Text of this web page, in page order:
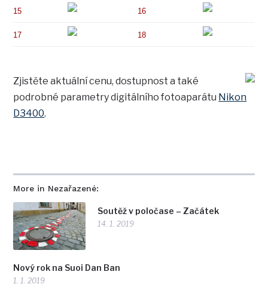
More in Nezařazené:
Soutěž v poločase – Začátek
14. 1. 2019
Nový rok na Suoi Dan Ban
1. 1. 2019
15 16
17 18
Zjistěte aktuální cenu, dostupnost a také
podrobné parametry digitálního fotoaparátu Nikon
D3400.